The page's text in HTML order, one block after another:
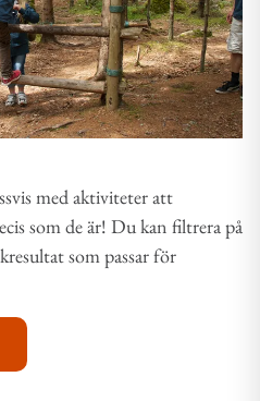
med aktiviteter att
som de är! Du kan filtrera på
som passar för